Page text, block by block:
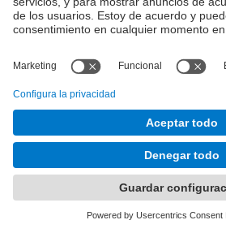
Ramon Canal Corretger, Joan
Best Student Paper Award al
Symposium on High-
Mateo Valero Cortés ha recibido
Jaime I" de investigación
Generalitat Valenciana